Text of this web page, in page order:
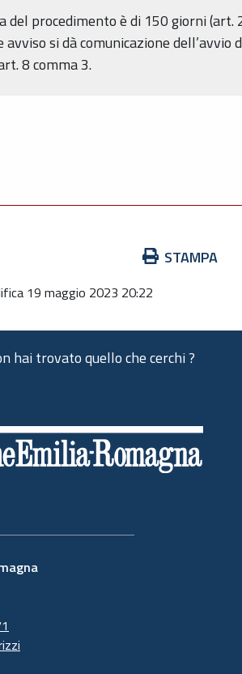
del procedimento è di 150 giorni (art.
avviso si dà comunicazione dell’avvio
8 comma 3.
STAMPA
19 maggio 2023 20:22
hai trovato quello che cerchi ?